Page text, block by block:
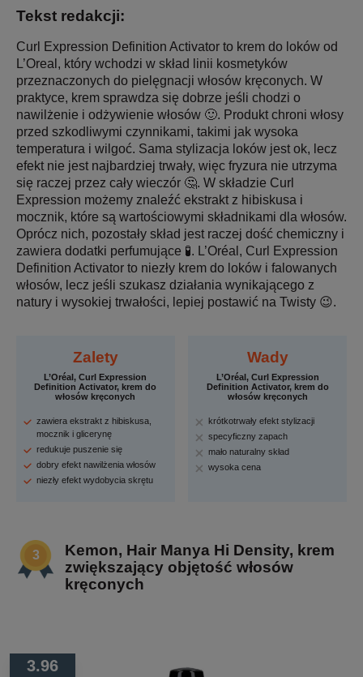
Tekst redakcji:
Curl Expression Definition Activator to krem do loków od
L’Oreal, który wchodzi w skład linii kosmetyków
przeznaczonych do pielęgnacji włosów kręconych. W
praktyce, krem sprawdza się dobrze jeśli chodzi o
nawilżenie i odżywienie włosów 🙂. Produkt chroni włosy
przed szkodliwymi czynnikami, takimi jak wysoka
temperatura i wilgoć. Sama stylizacja loków jest ok, lecz
efekt nie jest najbardziej trwały, więc fryzura nie utrzyma
się raczej przez cały wieczór 🤔. W składzie Curl
Expression możemy znaleźć ekstrakt z hibiskusa i
mocznik, które są wartościowymi składnikami dla włosów.
Oprócz nich, pozostały skład jest raczej dość chemiczny i
zawiera dodatki perfumujące 🧪. L’Oréal, Curl Expression
Definition Activator to niezły krem do loków i falowanych
włosów, lecz jeśli szukasz działania wynikającego z
natury i wysokiej trwałości, lepiej postawić na Twisty 😉.
Zalety
L’Oréal, Curl Expression
Definition Activator, krem do
włosów kręconych
zawiera ekstrakt z hibiskusa,
mocznik i glicerynę
redukuje puszenie się
dobry efekt nawilżenia włosów
niezły efekt wydobycia skrętu
Wady
L’Oréal, Curl Expression
Definition Activator, krem do
włosów kręconych
krótkotrwały efekt stylizacji
specyficzny zapach
mało naturalny skład
wysoka cena
Kemon, Hair Manya Hi Density, krem
zwiększający objętość włosów
kręconych
3.96